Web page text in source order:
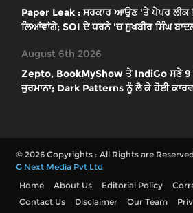
Paper Leak : ਸਰਕਾਰ ਆਉਣ 'ਤੇ ਪੇਪਰ ਲੀਕ
ਲਿਆਂਵਾਂਗੇ; SOI ਦੇ ਧਰਨੇ 'ਚ ਸੁਖਬੀਰ ਸਿੰਘ
August 6th 2026
Zepto, BookMyShow ਤੇ IndiGo ਸਣੇ 9
ਜੁਰਮਾਨਾ; Dark Patterns ਨੂੰ ਲੈ ਕੇ ਹੋਈ
© 2026 Copyrights : All Rights are
G Next Media Pvt Ltd
Home
About Us Editorial Policy
Contact Us
Disclaimer Our Team